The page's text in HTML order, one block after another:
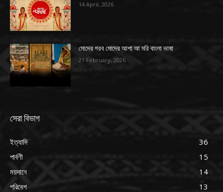
14 April, 2026
মোদের গরব মোদের আশা আ মরি বাংলা ভাষা
21 February, 2026
সেরা বিভাগ
ইত্যাদি
36
পার্বণী
15
ময়দানে
14
পরিবেশ
13